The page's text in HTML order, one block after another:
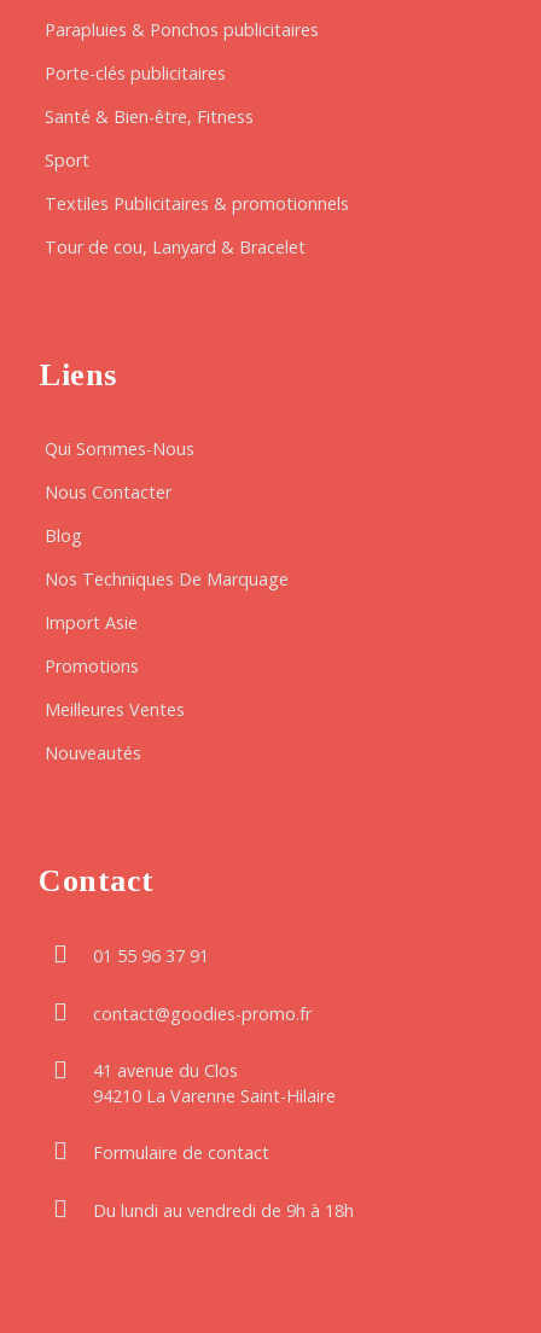
Parapluies & Ponchos publicitaires
Porte-clés publicitaires
Santé & Bien-être, Fitness
Sport
Textiles Publicitaires & promotionnels
Tour de cou, Lanyard & Bracelet
Liens
Qui Sommes-Nous
Nous Contacter
Blog
Nos Techniques De Marquage
Import Asie
Promotions
Meilleures Ventes
Nouveautés
Contact
01 55 96 37 91
contact@goodies-promo.fr
41 avenue du Clos
94210 La Varenne Saint-Hilaire
Formulaire de contact
Du lundi au vendredi de 9h à 18h